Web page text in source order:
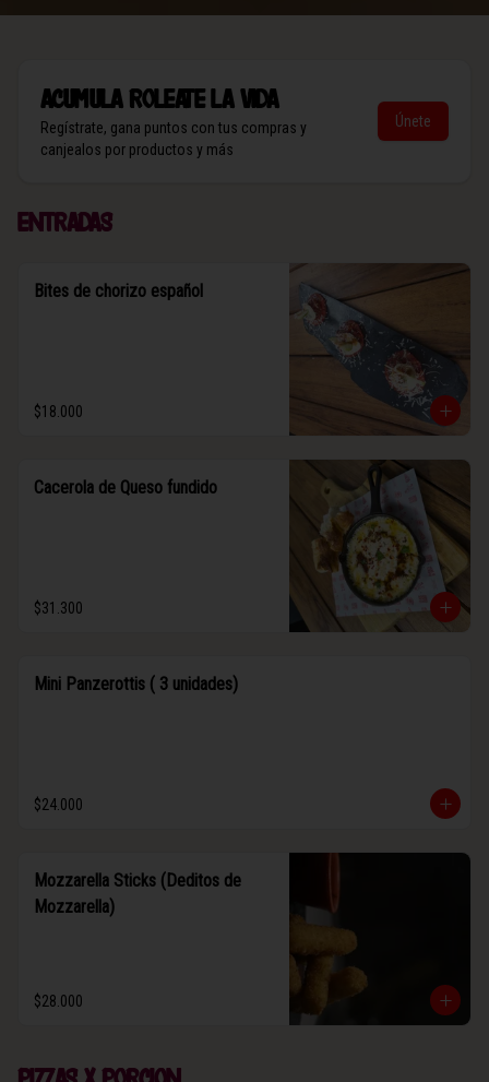
AcumulaRoleate la vida
Regístrate, gana puntos con tus compras y
canjealos por productos y más
Únete
Entradas
Bites de chorizo español
$18.000
Cacerola de Queso fundido
$31.300
Mini Panzerottis ( 3 unidades)
$24.000
Mozzarella Sticks (Deditos de
Mozzarella)
$28.000